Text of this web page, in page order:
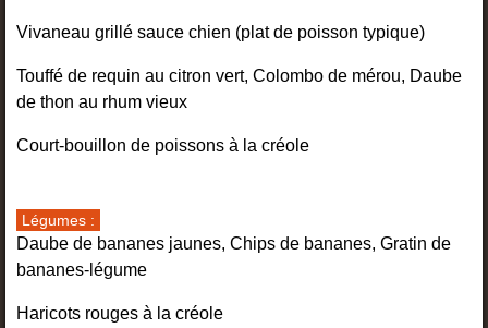
Vivaneau grillé sauce chien (plat de poisson typique)
Touffé de requin au citron vert, Colombo de mérou, Daube
de thon au rhum vieux
Court-bouillon de poissons à la créole
Légumes :
Daube de bananes jaunes, Chips de bananes, Gratin de
bananes-légume
Haricots rouges à la créole